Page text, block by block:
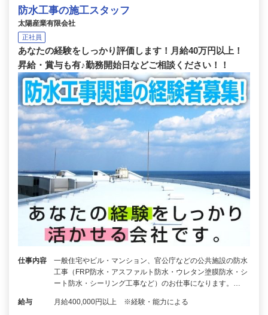
防水工事の施工スタッフ
太陽産業有限会社
正社員
あなたの経験をしっかり評価します！月給40万円以上！
昇給・賞与も有♪勤務開始日などご相談ください！！
仕事内容
一般住宅やビル・マンション、官公庁などの公共施設の防水
工事（FRP防水・アスファルト防水・ウレタン塗膜防水・シ
ート防水・シーリング工事など）のお仕事になります。…
給与 月給400,000円以上 ※経験・能力による